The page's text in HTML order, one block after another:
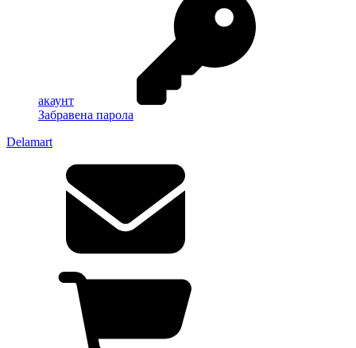
акаунт
Забравена парола
Delamart